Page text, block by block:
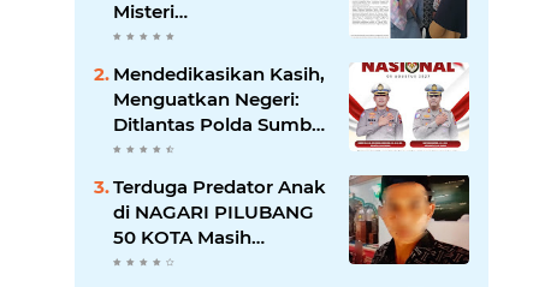
Misteri
"Dikorbankannya" SDN
26 ATT Menguji
Transparansi Pemkot
Padang
Mendedikasikan Kasih,
Menguatkan Negeri:
Ditlantas Polda Sumbar
Apresiasi Peran
Dharma Wanita
sebagai Pilar
Pengabdian
Terduga Predator Anak
di NAGARI PILUBANG
50 KOTA Masih
Berkeliaran